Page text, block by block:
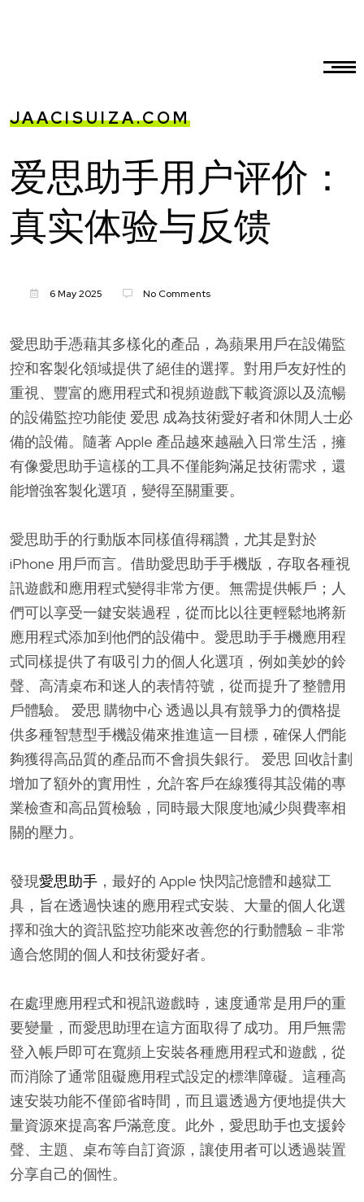
JAACISUIZA.COM
爱思助手用户评价：
真实体验与反馈
6 May 2025 No Comments
愛思助手憑藉其多樣化的產品，為蘋果用戶在設備監
控和客製化領域提供了絕佳的選擇。對用戶友好性的
重視、豐富的應用程式和視頻遊戲下載資源以及流暢
的設備監控功能使 爱思 成為技術愛好者和休閒人士必
備的設備。隨著 Apple 產品越來越融入日常生活，擁
有像愛思助手這樣的工具不僅能夠滿足技術需求，還
能增強客製化選項，變得至關重要。
愛思助手的行動版本同樣值得稱讚，尤其是對於
iPhone 用戶而言。借助愛思助手手機版，存取各種視
訊遊戲和應用程式變得非常方便。無需提供帳戶；人
們可以享受一鍵安裝過程，從而比以往更輕鬆地將新
應用程式添加到他們的設備中。愛思助手手機應用程
式同樣提供了有吸引力的個人化選項，例如美妙的鈴
聲、高清桌布和迷人的表情符號，從而提升了整體用
戶體驗。 爱思 購物中心 透過以具有競爭力的價格提
供多種智慧型手機設備來推進這一目標，確保人們能
夠獲得高品質的產品而不會損失銀行。 爱思 回收計劃
增加了額外的實用性，允許客戶在線獲得其設備的專
業檢查和高品質檢驗，同時最大限度地減少與費率相
關的壓力。
發現愛思助手 ，最好的 Apple 快閃記憶體和越獄工
具，旨在透過快速的應用程式安裝、大量的個人化選
擇和強大的資訊監控功能來改善您的行動體驗 – 非常
適合悠閒的個人和技術愛好者。
在處理應用程式和視訊遊戲時，速度通常是用戶的重
要變量，而愛思助理在這方面取得了成功。用戶無需
登入帳戶即可在寬頻上安裝各種應用程式和遊戲，從
而消除了通常阻礙應用程式設定的標準障礙。這種高
速安裝功能不僅節省時間，而且還透過方便地提供大
量資源來提高客戶滿意度。此外，愛思助手也支援鈴
聲、主題、桌布等自訂資源，讓使用者可以透過裝置
分享自己的個性。